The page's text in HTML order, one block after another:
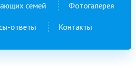
семей Фотогалерея
ответы Контакты